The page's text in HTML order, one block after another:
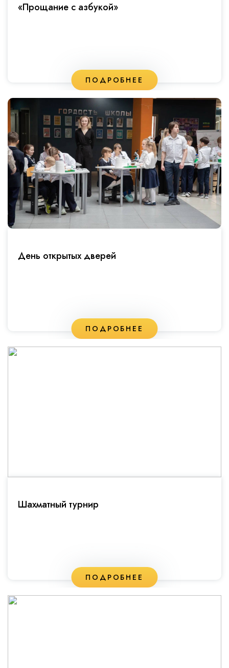
«Прощание с азбукой»
ПОДРОБНЕЕ
День открытых дверей
ПОДРОБНЕЕ
Шахматный турнир
ПОДРОБНЕЕ